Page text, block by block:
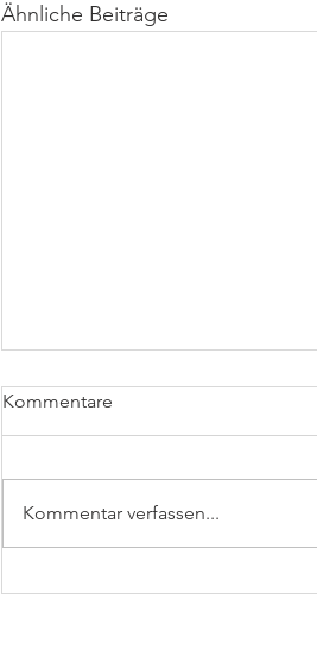
Ähnliche Beiträge
Baumhaus
Kommentare
Kommentar verfassen...